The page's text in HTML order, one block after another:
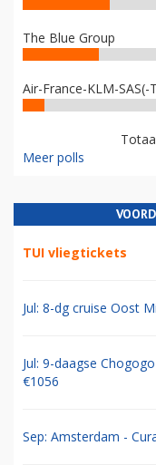
The Blue Group
Air-France-KLM-SAS(-
Meer polls
TUI vliegtickets
Jul: 8-dg cruise Oost
Jul: 9-daagse
€1056
Sep: Amsterdam -